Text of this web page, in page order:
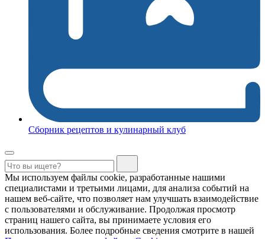
Сборник рецептов и кулинарный клуб
Мы используем файлы cookie, разработанные нашими
специалистами и третьими лицами, для анализа событий на
нашем веб-сайте, что позволяет нам улучшать взаимодействие
с пользователями и обслуживание. Продолжая просмотр
страниц нашего сайта, вы принимаете условия его
использования. Более подробные сведения смотрите в нашей